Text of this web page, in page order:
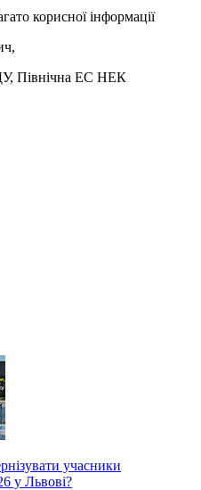
корисної інформації
Північна ЕС НЕК
учасники
у Львові?